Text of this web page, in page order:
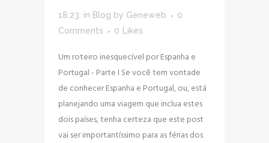
18:23: in Blog by Geneweb
0
Comments
0 Likes
Um roteiro inesquecível por Espanha e
Portugal - Parte I Se você tem vontade
de conhecer Espanha e Portugal, ou, está
planejando uma viagem que inclua estes
dois países, tenha certeza que este post
vai ser importantíssimo para as férias dos